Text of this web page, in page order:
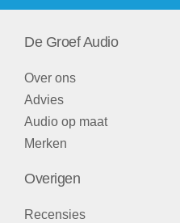
De Groef Audio
Over ons
Advies
Audio op maat
Merken
Overigen
Recensies